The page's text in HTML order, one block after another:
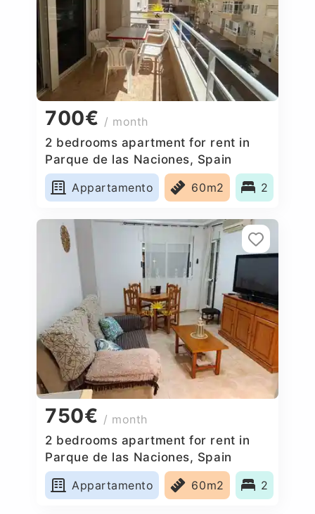
700€ / month
2 bedrooms apartment for rent in
Parque de las Naciones, Spain
Appartamento
60m2 2
750€ / month
2 bedrooms apartment for rent in
Parque de las Naciones, Spain
Appartamento
60m2 2